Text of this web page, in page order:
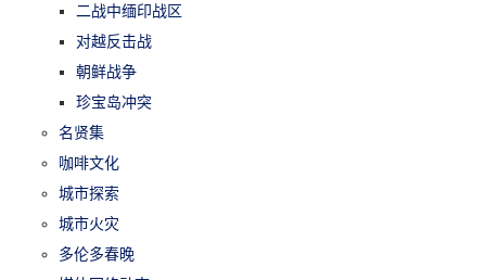
二战中缅印战区
对越反击战
朝鲜战争
珍宝岛冲突
名贤集
咖啡文化
城市探索
城市火灾
多伦多春晚